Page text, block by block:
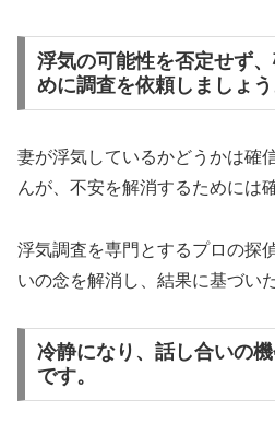
浮気の可能性を否定せず
めに調査を依頼しましょう
妻が浮気しているかどうかは確
んが、不安を解消するためには
浮気調査を専門とするプロの探
いの念を解消し、結果に基づい
冷静になり、話し合いの
です。